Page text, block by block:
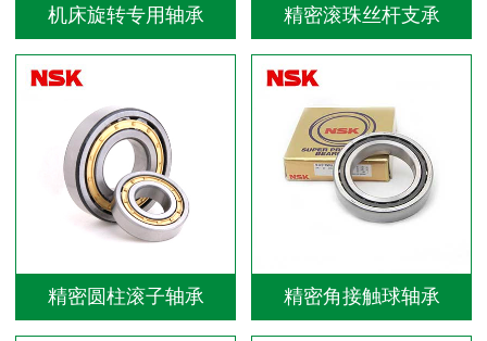
机床旋转专用轴承 精密滚珠丝杆支承
精密圆柱滚子轴承 精密角接触球轴承